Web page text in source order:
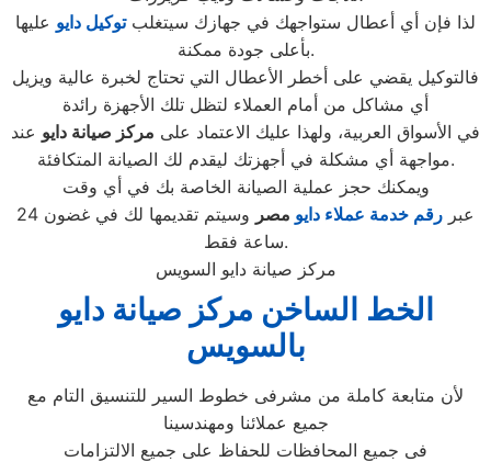
لذا فإن أي أعطال ستواجهك في جهازك سيتغلبتوكيل دايو عليها
بأعلى جودة ممكنة.
فالتوكيل يقضي على أخطر الأعطال التي تحتاج لخبرة عالية ويزيل
أي مشاكل من أمام العملاء لتظل تلك الأجهزة رائدة
في الأسواق العربية، ولهذا عليك الاعتماد على مركز صيانة دايو عند
مواجهة أي مشكلة في أجهزتك ليقدم لك الصيانة المتكافئة.
ويمكنك حجز عملية الصيانة الخاصة بك في أي وقت
عبر رقم خدمة عملاء دايو مصر
وسيتم تقديمها لك في غضون 24
ساعة فقط.
مركز صيانة دايو السويس
الخط الساخن مركز صيانة دايو
بالسويس
لأن متابعة كاملة من مشرفى خطوط السير للتنسيق التام مع
جميع عملائنا ومهندسينا
فى جميع المحافظات للحفاظ على جميع الالتزامات